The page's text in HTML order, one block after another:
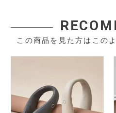
この商品を見た方はこの